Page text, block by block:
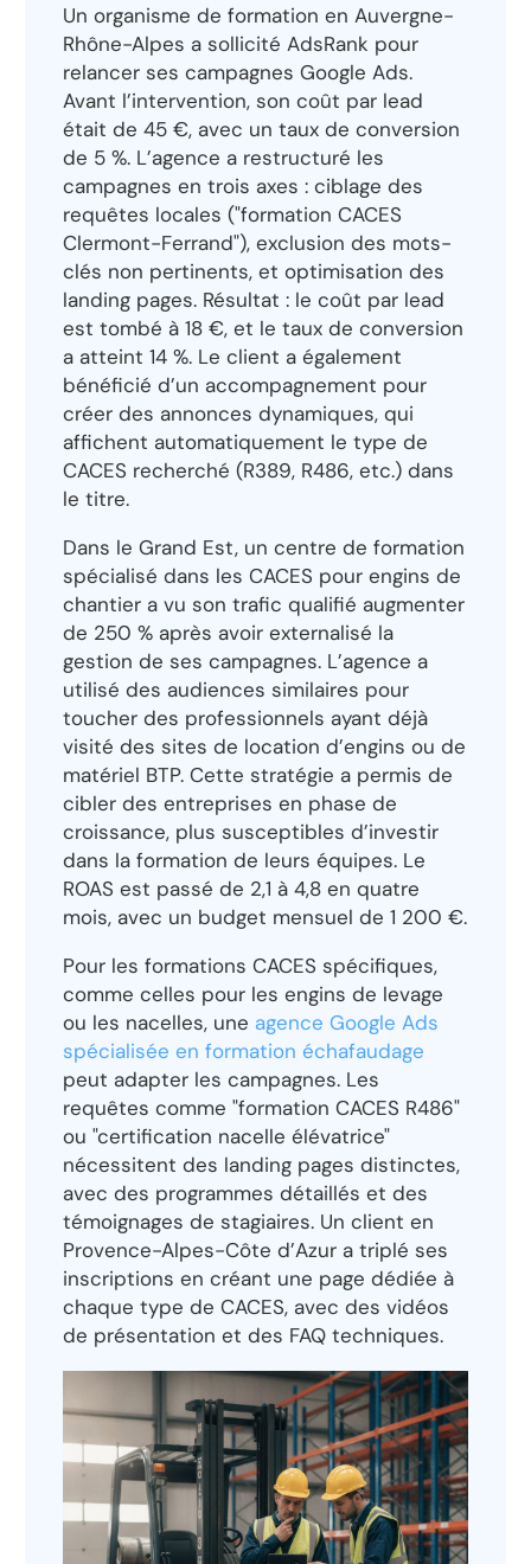
Un organisme de formation en Auvergne-
Rhône-Alpes a sollicité AdsRank pour
relancer ses campagnes Google Ads.
Avant l’intervention, son coût par lead
était de 45 €, avec un taux de conversion
de 5 %. L’agence a restructuré les
campagnes en trois axes : ciblage des
requêtes locales ("formation CACES
Clermont-Ferrand"), exclusion des mots-
clés non pertinents, et optimisation des
landing pages. Résultat : le coût par lead
est tombé à 18 €, et le taux de conversion
a atteint 14 %. Le client a également
bénéficié d’un accompagnement pour
créer des annonces dynamiques, qui
affichent automatiquement le type de
CACES recherché (R389, R486, etc.) dans
le titre.
Dans le Grand Est, un centre de formation
spécialisé dans les CACES pour engins de
chantier a vu son trafic qualifié augmenter
de 250 % après avoir externalisé la
gestion de ses campagnes. L’agence a
utilisé des audiences similaires pour
toucher des professionnels ayant déjà
visité des sites de location d’engins ou de
matériel BTP. Cette stratégie a permis de
cibler des entreprises en phase de
croissance, plus susceptibles d’investir
dans la formation de leurs équipes. Le
ROAS est passé de 2,1 à 4,8 en quatre
mois, avec un budget mensuel de 1 200 €.
Pour les formations CACES spécifiques,
comme celles pour les engins de levage
ou les nacelles, une agence Google Ads
spécialisée en formation échafaudage
peut adapter les campagnes. Les
requêtes comme "formation CACES R486"
ou "certification nacelle élévatrice"
nécessitent des landing pages distinctes,
avec des programmes détaillés et des
témoignages de stagiaires. Un client en
Provence-Alpes-Côte d’Azur a triplé ses
inscriptions en créant une page dédiée à
chaque type de CACES, avec des vidéos
de présentation et des FAQ techniques.